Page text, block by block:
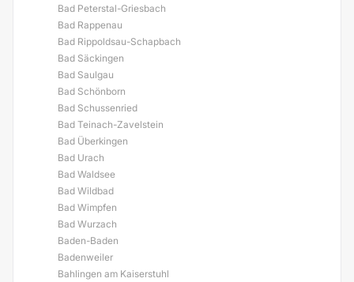
Bad Peterstal-Griesbach
Bad Rappenau
Bad Rippoldsau-Schapbach
Bad Säckingen
Bad Saulgau
Bad Schönborn
Bad Schussenried
Bad Teinach-Zavelstein
Bad Überkingen
Bad Urach
Bad Waldsee
Bad Wildbad
Bad Wimpfen
Bad Wurzach
Baden-Baden
Badenweiler
Bahlingen am Kaiserstuhl